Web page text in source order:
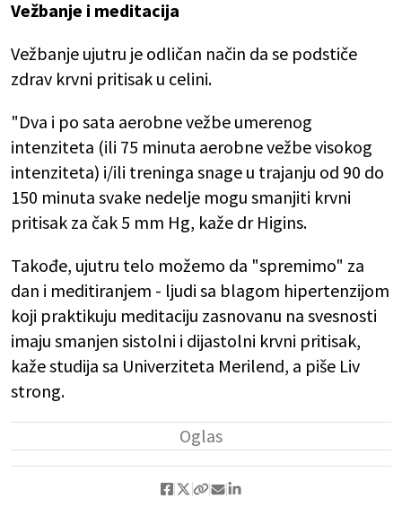
Vežbanje i meditacija
Vežbanje ujutru je odličan način da se podstiče
zdrav krvni pritisak u celini.
"Dva i po sata aerobne vežbe umerenog
intenziteta (ili 75 minuta aerobne vežbe visokog
intenziteta) i/ili treninga snage u trajanju od 90 do
150 minuta svake nedelje mogu smanjiti krvni
pritisak za čak 5 mm Hg, kaže dr Higins.
Takođe, ujutru telo možemo da "spremimo" za
dan i meditiranjem - ljudi sa blagom hipertenzijom
koji praktikuju meditaciju zasnovanu na svesnosti
imaju smanjen sistolni i dijastolni krvni pritisak,
kaže studija sa Univerziteta Merilend, a piše Liv
strong.